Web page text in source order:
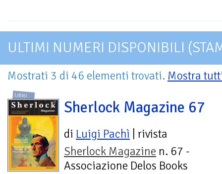
ULTIMI NUMERI DISPONIBILI
Mostrati 3 di 46 elementi trovati. Mostra
LIBRI
Sherlock Magazine 67
di Luigi Pachì | rivista
Sherlock Magazine n. 67 -
Associazione Delos Books